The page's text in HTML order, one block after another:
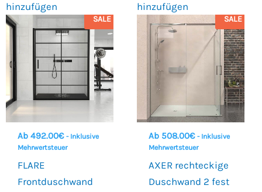
hinzufügen
SALE
Ab 492.00€ - Inklusive
Mehrwertsteuer
FLARE
Frontduschwand
hinzufügen
SALE
Ab 508.00€ - Inklusive
Mehrwertsteuer
AXER rechteckige
Duschwand 2 fest